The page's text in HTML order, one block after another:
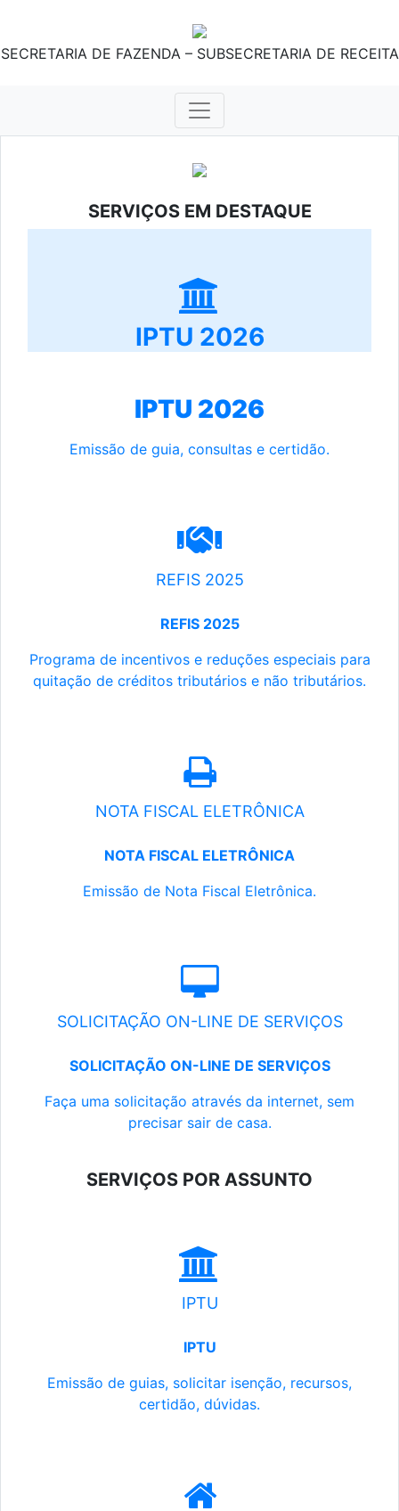
SECRETARIA DE FAZENDA – SUBSECRETARIA DE RECEITA
SERVIÇOS EM DESTAQUE
IPTU 2026
IPTU 2026
Emissão de guia, consultas e certidão.
REFIS 2025
REFIS 2025
Programa de incentivos e reduções especiais para
quitação de créditos tributários e não tributários.
NOTA FISCAL ELETRÔNICA
NOTA FISCAL ELETRÔNICA
Emissão de Nota Fiscal Eletrônica.
SOLICITAÇÃO ON-LINE DE SERVIÇOS
SOLICITAÇÃO ON-LINE DE SERVIÇOS
Faça uma solicitação através da internet, sem
precisar sair de casa.
SERVIÇOS POR ASSUNTO
IPTU
IPTU
Emissão de guias, solicitar isenção, recursos,
certidão, dúvidas.